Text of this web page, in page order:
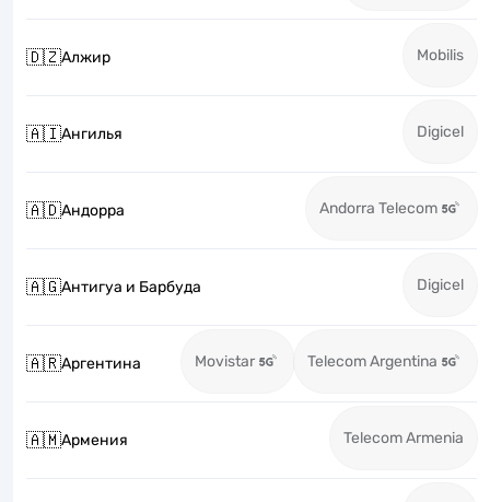
🇩🇿Алжир Mobilis
🇦🇮Ангилья Digicel
🇦🇩Андорра Andorra Telecom
🇦🇬Антигуа и Барбуда Digicel
🇦🇷Аргентина Movistar Telecom Argentina
🇦🇲Армения Telecom Armenia